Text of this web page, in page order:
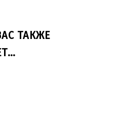
ТАКЖЕ